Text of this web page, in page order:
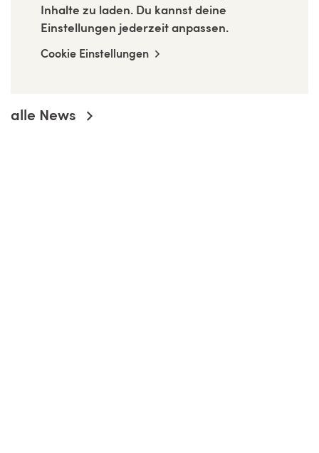
Inhalte zu laden. Du kannst deine
Einstellungen jederzeit anpassen.
Cookie Einstellungen
alle News